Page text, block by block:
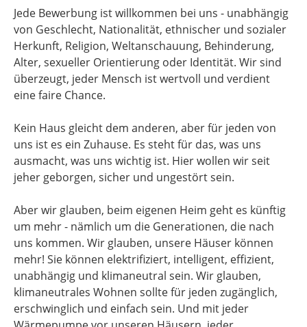
Jede Bewerbung ist willkommen bei uns - unabhängig
von Geschlecht, Nationalität, ethnischer und sozialer
Herkunft, Religion, Weltanschauung, Behinderung,
Alter, sexueller Orientierung oder Identität. Wir sind
überzeugt, jeder Mensch ist wertvoll und verdient
eine faire Chance.
Kein Haus gleicht dem anderen, aber für jeden von
uns ist es ein Zuhause. Es steht für das, was uns
ausmacht, was uns wichtig ist. Hier wollen wir seit
jeher geborgen, sicher und ungestört sein.
Aber wir glauben, beim eigenen Heim geht es künftig
um mehr - nämlich um die Generationen, die nach
uns kommen. Wir glauben, unsere Häuser können
mehr! Sie können elektrifiziert, intelligent, effizient,
unabhängig und klimaneutral sein. Wir glauben,
klimaneutrales Wohnen sollte für jeden zugänglich,
erschwinglich und einfach sein. Und mit jeder